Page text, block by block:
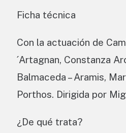
Ficha técnica
Con la actuación de
´Artagnan, Constanza
Balmaceda – Aramis,
Porthos. Dirigida por
¿De qué trata?